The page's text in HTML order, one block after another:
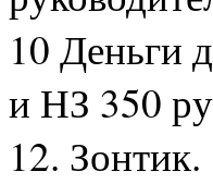
10 Деньги
и НЗ 350
12. Зонтик.